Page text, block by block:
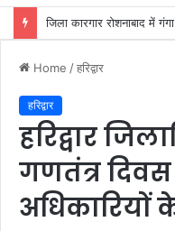
Home /हरिद्वार
हरिद्वार
हरिद्वार
गणतंत्र